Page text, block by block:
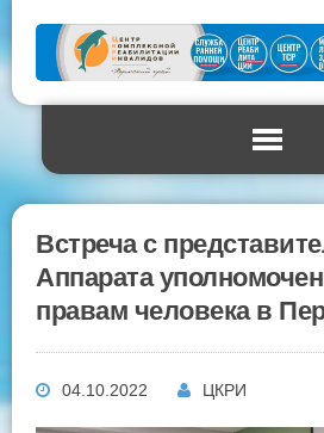
Встреча с
Аппарата
правам человека в
04.10.2022 ЦКРИ